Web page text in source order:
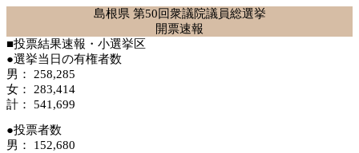
島根県 第50回衆議院議員総選挙
開票速報
■投票結果速報・小選挙区
●選挙当日の有権者数
男： 258,285
女： 283,414
計： 541,699
●投票者数
男： 152,680